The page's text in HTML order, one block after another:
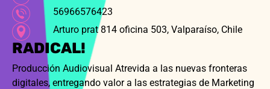
56966576423
Arturo prat 814 oficina 503, Valparaíso, Chile
RADICAL!
Producción Audiovisual Atrevida a las nuevas fronteras
digitales, entregando valor a las estrategias de Marketing